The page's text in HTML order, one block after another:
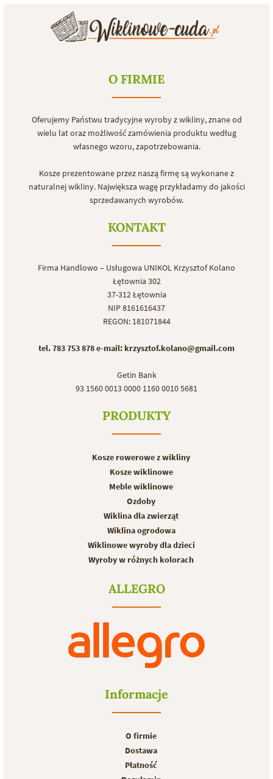
O FIRMIE
Oferujemy Państwu tradycyjne wyroby z wikliny, znane od
wielu lat oraz możliwość zamówienia produktu według
własnego wzoru, zapotrzebowania.
Kosze prezentowane przez naszą firmę są wykonane z
naturalnej wikliny. Największa wagę przykładamy do jakości
sprzedawanych wyrobów.
KONTAKT
Firma Handlowo – Usługowa UNIKOL Krzysztof Kolano
Łętownia 302
37-312 Łętownia
NIP 8161616437
REGON: 181071844
tel. 783 753 878e-mail: krzysztof.kolano@gmail.com
Getin Bank
93 1560 0013 0000 1160 0010 5681
PRODUKTY
Kosze rowerowe z wikliny
Kosze wiklinowe
Meble wiklinowe
Ozdoby
Wiklina dla zwierząt
Wiklina ogrodowa
Wiklinowe wyroby dla dzieci
Wyroby w różnych kolorach
ALLEGRO
Informacje
O firmie
Dostawa
Płatność